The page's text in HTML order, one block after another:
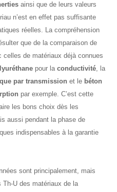
ainsi que de leurs valeurs
n’est en effet pas suffisante
réelles. La compréhension
que de la comparaison de
celles de matériaux déjà connues
pour la conductivité, la
par transmission et le béton
par exemple. C’est cette
les bons choix dès les
aussi pendant la phase de
indispensables à la garantie
sont principalement, mais
U des matériaux de la